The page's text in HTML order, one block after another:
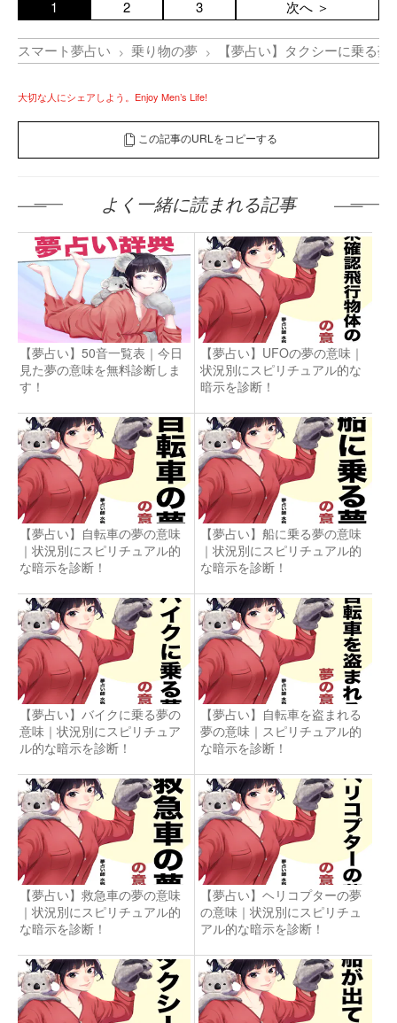
1 2 3 次へ ＞
スマート夢占い 乗り物の夢 【夢占い】タクシーに乗る
大切な人にシェアしよう。Enjoy Men’s Life!
この記事のURLをコピーする
よく一緒に読まれる記事
【夢占い】50音一覧表｜今日
見た夢の意味を無料診断しま
す！
【夢占い】UFOの夢の意味｜
状況別にスピリチュアル的な
暗示を診断！
【夢占い】自転車の夢の意味
｜状況別にスピリチュアル的
な暗示を診断！
【夢占い】船に乗る夢の意味
｜状況別にスピリチュアル的
な暗示を診断！
【夢占い】バイクに乗る夢の
意味｜状況別にスピリチュア
ル的な暗示を診断！
【夢占い】自転車を盗まれる
夢の意味｜スピリチュアル的
な暗示を診断！
【夢占い】救急車の夢の意味
｜状況別にスピリチュアル的
な暗示を診断！
【夢占い】ヘリコプターの夢
の意味｜状況別にスピリチュ
アル的な暗示を診断！